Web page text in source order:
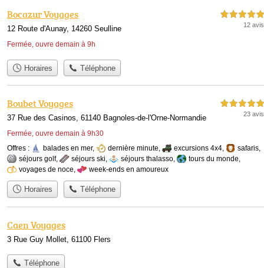
Bocazur Voyages
12 Route d'Aunay, 14260 Seulline
Fermée, ouvre demain à 9h
5,0 étoiles sur 5
12 avis
Horaires Téléphone
Boubet Voyages
37 Rue des Casinos, 61140 Bagnoles-de-l'Orne-Normandie
Fermée, ouvre demain à 9h30
5,0 étoiles sur 5
23 avis
Offres : balades en mer, dernière minute, excursions 4x4, safaris,
séjours golf, séjours ski, séjours thalasso, tours du monde,
voyages de noce, week-ends en amoureux
Horaires Téléphone
Caen Voyages
3 Rue Guy Mollet, 61100 Flers
Téléphone